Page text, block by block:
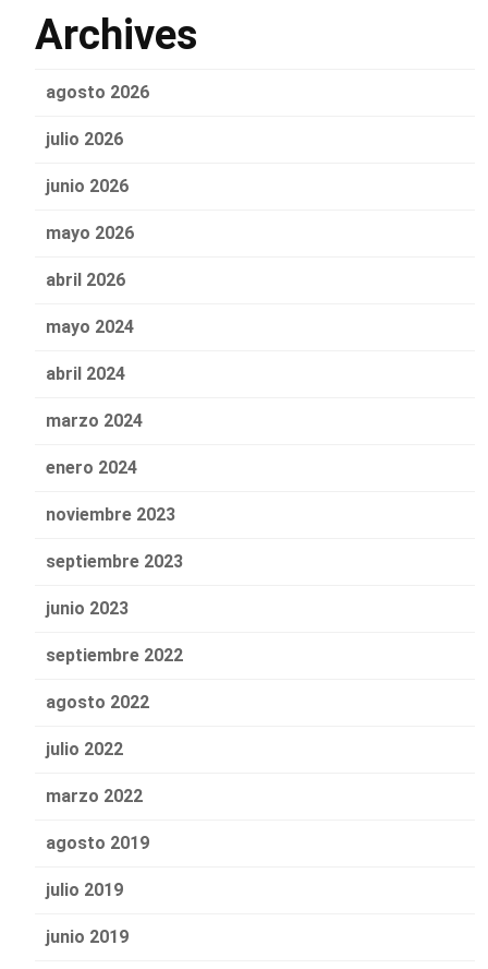
Archives
agosto 2026
julio 2026
junio 2026
mayo 2026
abril 2026
mayo 2024
abril 2024
marzo 2024
enero 2024
noviembre 2023
septiembre 2023
junio 2023
septiembre 2022
agosto 2022
julio 2022
marzo 2022
agosto 2019
julio 2019
junio 2019